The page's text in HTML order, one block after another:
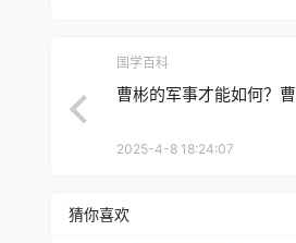
国学百科
曹彬的军事才能如何？
2025-4-8 18:24:07
猜你喜欢